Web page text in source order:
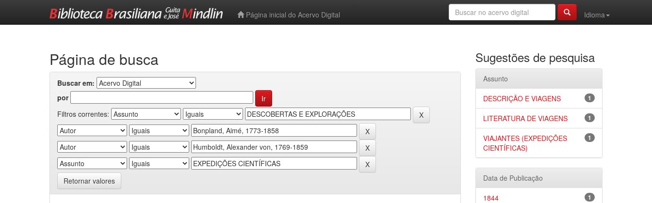
Página inicial do Acervo Digital
Idioma
Página de busca
Buscar em:
por
Filtros correntes:
Retornar valores
Sugestões de pesquisa
Assunto
1
DESCRIÇÃO E VIAGENS
1
LITERATURA DE VIAGENS
1
VIAJANTES (EXPEDIÇÕES
CIENTÍFICAS)
Data de Publicação
1
1844